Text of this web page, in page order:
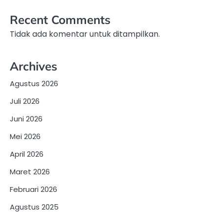
Recent Comments
Tidak ada komentar untuk ditampilkan.
Archives
Agustus 2026
Juli 2026
Juni 2026
Mei 2026
April 2026
Maret 2026
Februari 2026
Agustus 2025